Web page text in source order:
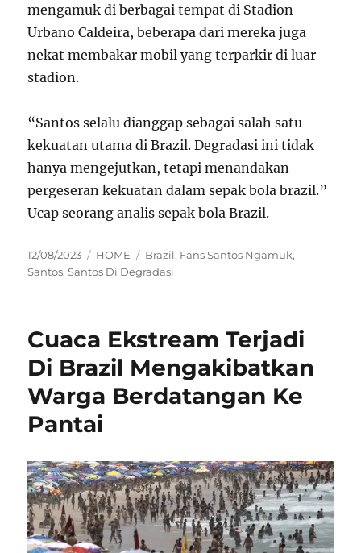
mengamuk di berbagai tempat di Stadion
Urbano Caldeira, beberapa dari mereka juga
nekat membakar mobil yang terparkir di luar
stadion.
“Santos selalu dianggap sebagai salah satu
kekuatan utama di Brazil. Degradasi ini tidak
hanya mengejutkan, tetapi menandakan
pergeseran kekuatan dalam sepak bola brazil.”
Ucap seorang analis sepak bola Brazil.
Posted
on
12/08/2023 Categories
HOME Tags
Brazil, Fans Santos Ngamuk,
Santos,Santos Di Degradasi
Cuaca Ekstream Terjadi
Di Brazil Mengakibatkan
Warga Berdatangan Ke
Pantai